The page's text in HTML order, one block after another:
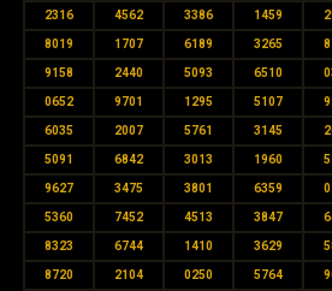
2316 4562 3386 1459
8019 1707 6189 3265
9158 2440 5093 6510
0652 9701 1295 5107
6035 2007 5761 3145
5091 6842 3013 1960
9627 3475 3801 6359
5360 7452 4513 3847
8323 6744 1410 3629
8720 2104 0250 5764